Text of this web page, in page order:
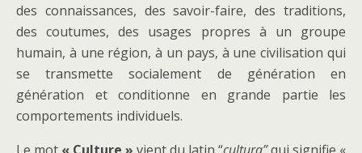
des connaissances, des savoir-faire, des traditions,
des coutumes, des usages propres à un groupe
humain, à une région, à un pays, à une civilisation qui
se transmette socialement de génération en
génération et conditionne en grande partie les
comportements individuels.